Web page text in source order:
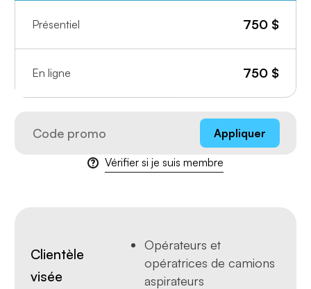
Présentiel 750$
En ligne 750$
Vérifier si je suis membre
Appliquer
Clientèle
visée
Opérateurs et
opératrices de camions
aspirateurs